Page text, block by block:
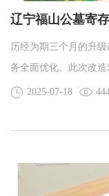
辽宁福山公墓寄
历经为期三个月的升
务全面优化。此次改
了采光、通风条件，
2025-07-18